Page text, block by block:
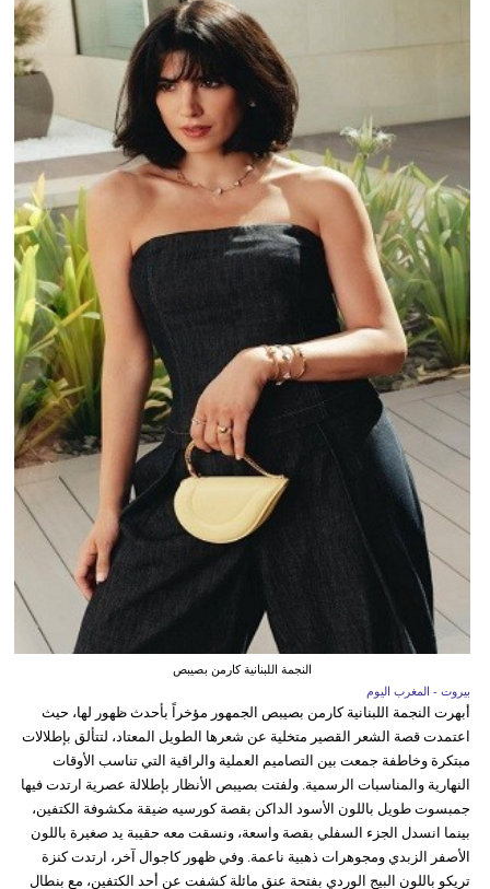
النجمة اللبنانية كارمن بصيبص
بيروت - المغرب اليوم
أبهرت النجمة اللبنانية كارمن بصيبص الجمهور مؤخراً بأحدث ظهور لها، حيث
اعتمدت قصة الشعر القصير متخلية عن شعرها الطويل المعتاد، لتتألق بإطلالات
مبتكرة وخاطفة جمعت بين التصاميم العملية والراقية التي تناسب الأوقات
النهارية والمناسبات الرسمية. ولفتت بصيبص الأنظار بإطلالة عصرية ارتدت فيها
جمبسوت طويل باللون الأسود الداكن بقصة كورسيه ضيقة مكشوفة الكتفين،
بينما انسدل الجزء السفلي بقصة واسعة، ونسقت معه حقيبة يد صغيرة باللون
الأصفر الزبدي ومجوهرات ذهبية ناعمة. وفي ظهور كاجوال آخر، ارتدت كنزة
تريكو باللون البيج الوردي بفتحة عنق مائلة كشفت عن أحد الكتفين، مع بنطال